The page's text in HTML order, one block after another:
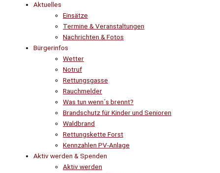
Aktuelles
Einsätze
Termine & Veranstaltungen
Nachrichten & Fotos
Bürgerinfos
Wetter
Notruf
Rettungsgasse
Rauchmelder
Was tun wenn´s brennt?
Brandschutz für Kinder und Senioren
Waldbrand
Rettungskette Forst
Kennzahlen PV-Anlage
Aktiv werden & Spenden
Aktiv werden